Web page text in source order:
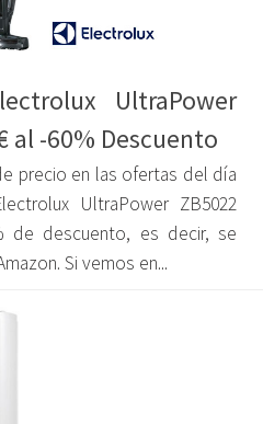
UltraPower
al -60% Descuento
precio en las ofertas del día
UltraPower ZB5022
de descuento, es decir, se
Si vemos en...